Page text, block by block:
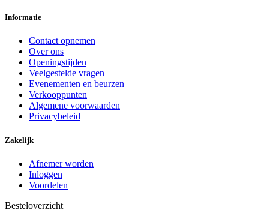
Informatie
Contact opnemen
Over ons
Openingstijden
Veelgestelde vragen
Evenementen en beurzen
Verkooppunten
Algemene voorwaarden
Privacybeleid
Zakelijk
Afnemer worden
Inloggen
Voordelen
Besteloverzicht